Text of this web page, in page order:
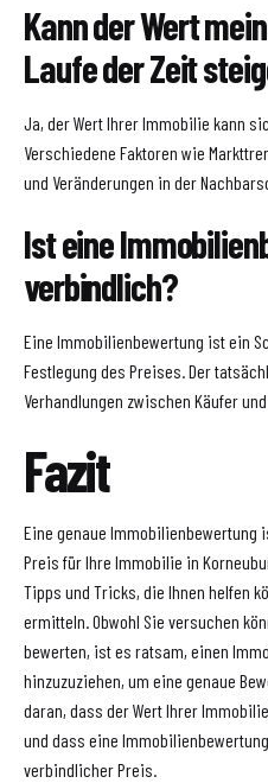
Kann der Wert
Laufe der Zeit
Ja, der Wert Ihrer Immobilie kann
Verschiedene Faktoren wie
und Veränderungen in der
Ist eine
verbindlich?
Eine Immobilienbewertung ist ein
Festlegung des Preises. Der
Verhandlungen zwischen Käufer
Fazit
Eine genaue
Preis für Ihre Immobilie in
Tipps und Tricks, die Ihnen helfen
ermitteln. Obwohl Sie versuchen
bewerten, ist es ratsam, einen
hinzuzuziehen, um eine genaue
daran, dass der Wert Ihrer
und dass eine
verbindlicher Preis.